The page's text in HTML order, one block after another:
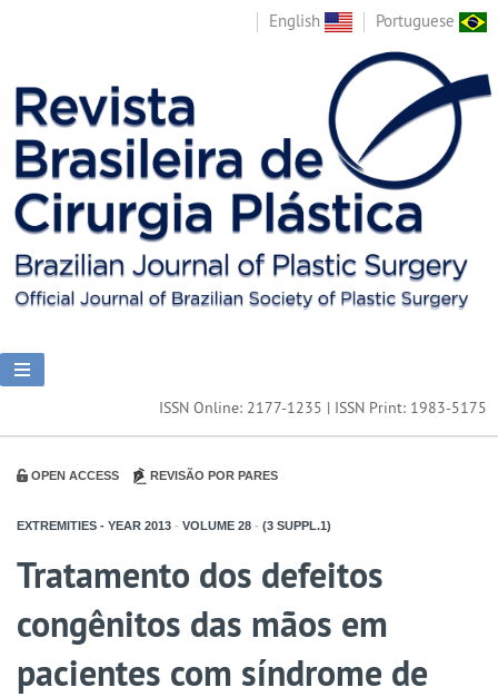
English Portuguese
ISSN Online: 2177-1235 | ISSN Print: 1983-5175
OPEN ACCESS REVISÃO POR PARES
EXTREMITIES - YEAR 2013 - VOLUME 28 - (3 SUPPL.1)
Tratamento dos defeitos
congênitos das mãos em
pacientes com síndrome de